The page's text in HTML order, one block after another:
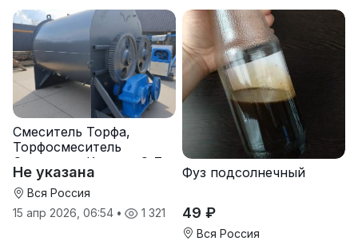
Смеситель Торфа,
Торфосмеситель
Смеситель Кормов С-7
Не указана
Вся Россия
15 апр 2026, 06:54 • 1 321
Фуз подсолнечный
49 ₽
Вся Россия